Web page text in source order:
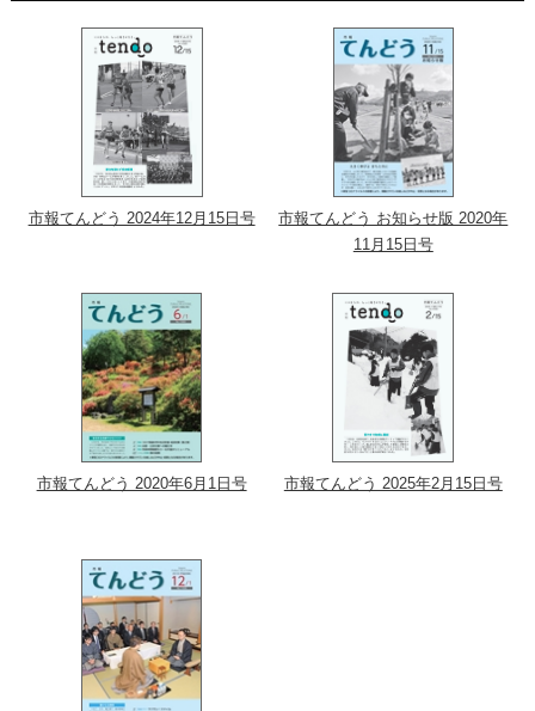
市報てんどう 2024年12月15日号
市報てんどう お知らせ版 2020年
11月15日号
市報てんどう 2020年6月1日号 市報てんどう 2025年2月15日号